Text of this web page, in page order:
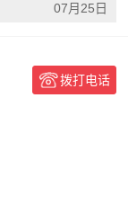
07月25日
拨打电话